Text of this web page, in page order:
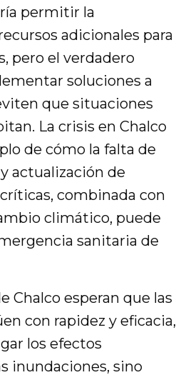
permitir la
adicionales para
pero el verdadero
soluciones a
que situaciones
La crisis en Chalco
de cómo la falta de
actualización de
combinada con
climático, puede
sanitaria de
Chalco esperan que las
con rapidez y eficacia,
los efectos
inundaciones, sino